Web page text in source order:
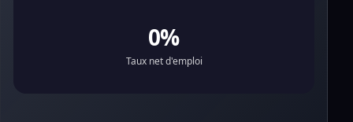
0%
Taux net d'emploi